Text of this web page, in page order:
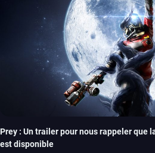
Prey : Un trailer pour nous rappeler que
est disponible